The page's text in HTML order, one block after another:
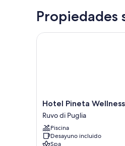
Propiedades
Hotel
Pineta
Wellness
&
Spa
Hotel Pineta
Ruvo di Puglia
Piscina
Desayuno incluido
Spa
Hotel Pineta Wellness &